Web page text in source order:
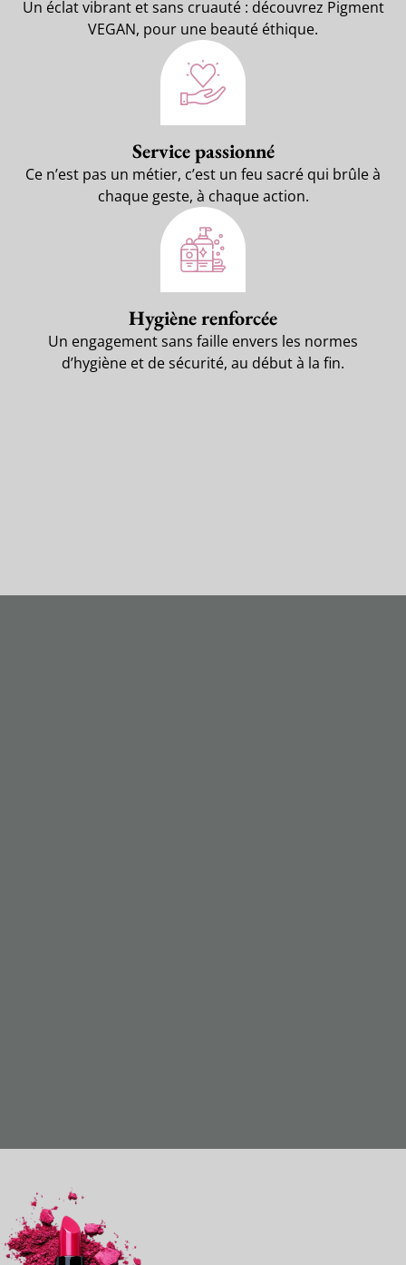
Un éclat vibrant et sans cruauté : découvrez Pigment
VEGAN, pour une beauté éthique.
Service passionné
Ce n’est pas un métier, c’est un feu sacré qui brûle à
chaque geste, à chaque action.
Hygiène renforcée
Un engagement sans faille envers les normes
d’hygiène et de sécurité, au début à la fin.